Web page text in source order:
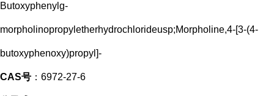
Butoxyphenylg-
morpholinopropyletherhydrochlorideusp;Morpholine,4-[3-(4-
butoxyphenoxy)propyl]-
CAS号 ：6972-27-6